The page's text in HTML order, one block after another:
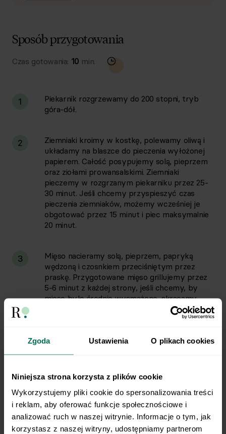
Zgoda Ustawienia O plikach cookies
Niniejsza strona korzysta z plików cookie
Wykorzystujemy pliki cookie do spersonalizowania treści
i reklam, aby oferować funkcje społecznościowe i
analizować ruch w naszej witrynie. Informacje o tym, jak
korzystasz z naszej witryny, udostępniamy partnerom
Sposób przygotowania
Czas gotowania: 10 min.
1
Piekarnik rozgrzewamy do 200 stopni, tryb
góra-dół.
2
Ziemniaki kroimy w kostkę, polewamy oliwą i
układamy na blaszce do pieczenia wyłożonej
papierem. Całość posypujemy solą, pieprzem
oraz ziołami prowansalskimi. Ziemniaki
pieczemy w rozgrzanym piekarniku przez 25-
30 minut. Jeśli chcemy przyspieszyć czas
pieczenia ziemniaków, możemy wcześniej je
obgotować przez 15 minut i piec maksymalnie
20 minut.
3
Mięso nacieramy solą, pieprzem, papryką
wędzoną i czosnkiem przeciśniętym przez
praskę. Przygotowane mięso grillujemy przez
5-6 minut z każdej strony, jeśli chcemy, by
mięso było średnio wysmażone, skracamy
czas smażenia do ok. 4 minut z każdej strony.
W miseczce mieszamy jogurt naturalny,
5
Na talerzu układamy miks sałat, ogórka,
upieczone ziemniaki oraz grillowane mięso.
Całość polewamy przygotowanym sosem
jogurtowym.